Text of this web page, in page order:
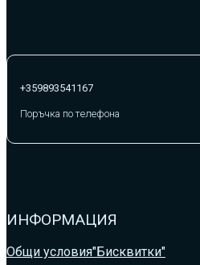
+359893541167
Поръчка по телефона
ИНФОРМАЦИЯ
Общи условия"Бисквитки"